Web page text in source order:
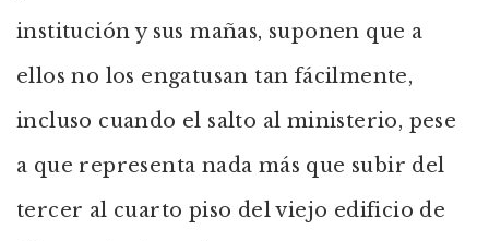
institución y sus mañas, suponen que a
ellos no los engatusan tan fácilmente,
incluso cuando el salto al ministerio, pese
a que representa nada más que subir del
tercer al cuarto piso del viejo edificio de